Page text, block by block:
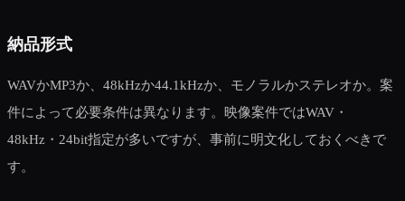
納品形式
WAVかMP3か、48kHzか44.1kHzか、モノラルかステレオか。案
件によって必要条件は異なります。映像案件ではWAV・
48kHz・24bit指定が多いですが、事前に明文化しておくべきで
す。